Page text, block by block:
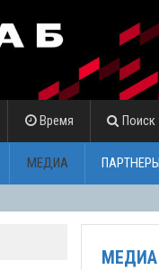
Время Поиск
МЕДИА ПАРТНЕРЫ
МЕДИА